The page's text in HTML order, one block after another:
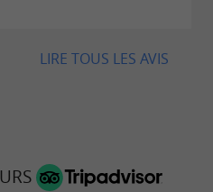
LIRE TOUS LES AVIS